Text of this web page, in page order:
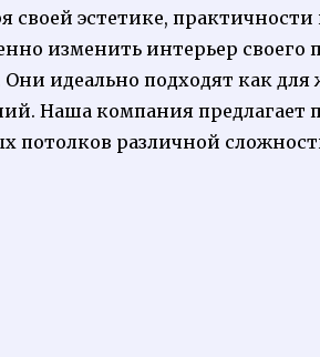
своей эстетике,
изменить интерьер
Они идеально подходят как
Наша компания предлагает
потолков различной